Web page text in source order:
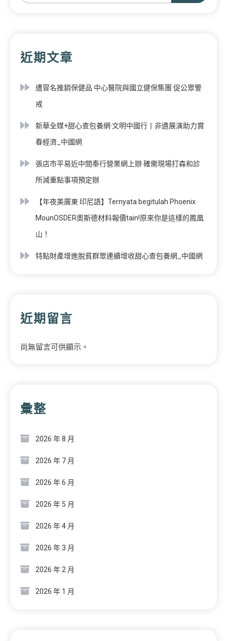
近期文章
遭冒名推銷保健品 中心醫院與國立健保集團 促公眾警
戒
新華全媒+甜心查包養網·文明中國行丨非遺展演助力賞
春經濟_中國網
張店市平易近中間奉行營業網上辦 確需現場打森和診
所減重點事項預定辦
【年夜美廣東·印尼語】Ternyata begitulah Phoenix
MounOSDER奧斯德材料報價tain!原來你是這樣的鳳凰
山！
特點財產增進脫貧群眾連續增收甜心查包養網_中國網
近期留言
尚無留言可供顯示。
彙整
2026 年 8 月
2026 年 7 月
2026 年 6 月
2026 年 5 月
2026 年 4 月
2026 年 3 月
2026 年 2 月
2026 年 1 月